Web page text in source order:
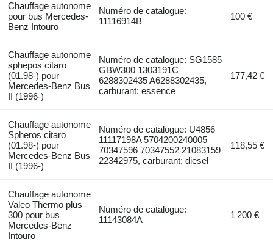
Chauffage autonome
pour bus Mercedes-
Benz Intouro
Numéro de catalogue:
11116914B
100 €
Chauffage autonome
sphepos citaro
(01.98-) pour
Mercedes-Benz Bus
II (1996-)
Numéro de catalogue: SG1585
GBW300 1303191C
6288302435 A6288302435,
carburant: essence
177,42 €
Chauffage autonome
Spheros citaro
(01.98-) pour
Mercedes-Benz Bus
II (1996-)
Numéro de catalogue: U4856
11117198A 5704200240005
70347596 70347552 21083159
22342975, carburant: diesel
118,55 €
Chauffage autonome
Valeo Thermo plus
300 pour bus
Mercedes-Benz
Intouro
Numéro de catalogue:
11143084A
1 200 €